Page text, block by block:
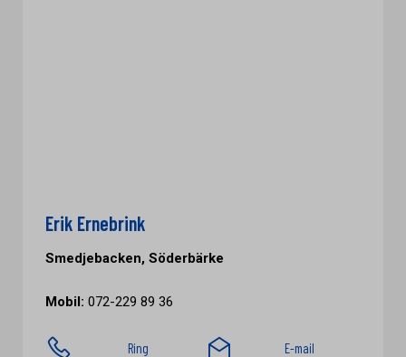
Erik Ernebrink
Smedjebacken, Söderbärke
Mobil: 072-229 89 36
Ring E-mail